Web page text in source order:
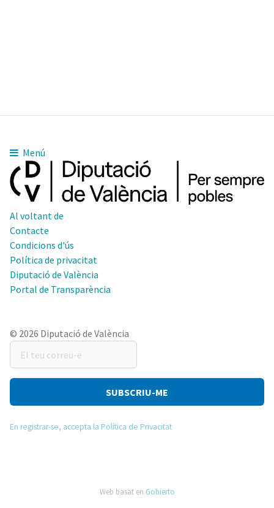
Menú
Al voltant de
Contacte
Condicions d'ús
Política de privacitat
Diputació de València
Portal de Transparència
© 2026 Diputació de València
teu
correu-
En registrar-se, accepta la Política de Privacitat
Web basat en Gobierto